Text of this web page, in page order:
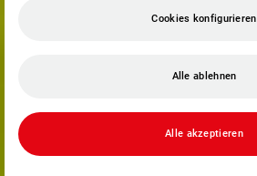
Cookies konfigurieren
Alle ablehnen
Alle akzeptieren